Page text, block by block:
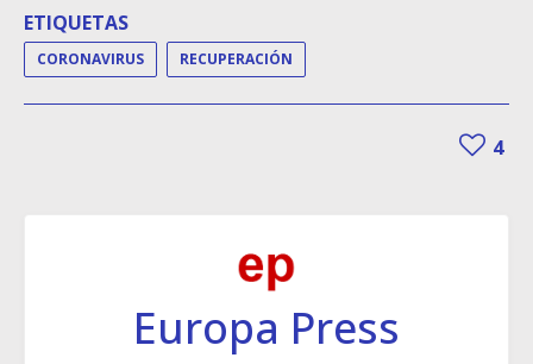
ETIQUETAS
CORONAVIRUS RECUPERACIÓN
4
Europa Press